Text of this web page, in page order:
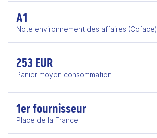
A1
Note environnement des affaires (Coface)
253 EUR
Panier moyen consommation
1er fournisseur
Place de la France